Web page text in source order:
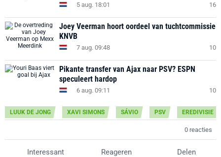
5 aug. 18:01 16
Joey Veerman hoort oordeel van tuchtcommissie
KNVB
7 aug. 09:48 10
Pikante transfer van Ajax naar PSV? ESPN
speculeert hardop
6 aug. 09:11 10
LUUK DE JONG XAVI SIMONS SÁVIO PSV EREDIVISIE
0 reacties
Interessant Reageren Delen